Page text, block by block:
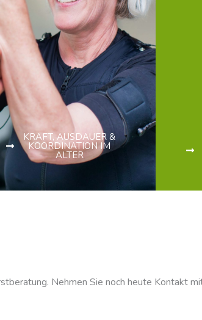
KRAFT, AUSDAUER &
KOORDINATION IM
ALTER
Nehmen Sie noch heute Kontakt